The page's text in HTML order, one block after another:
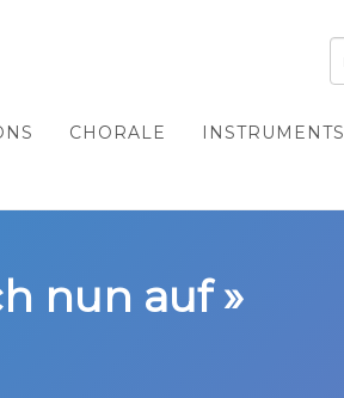
CHORALE INSTRUMENTS
nun auf »